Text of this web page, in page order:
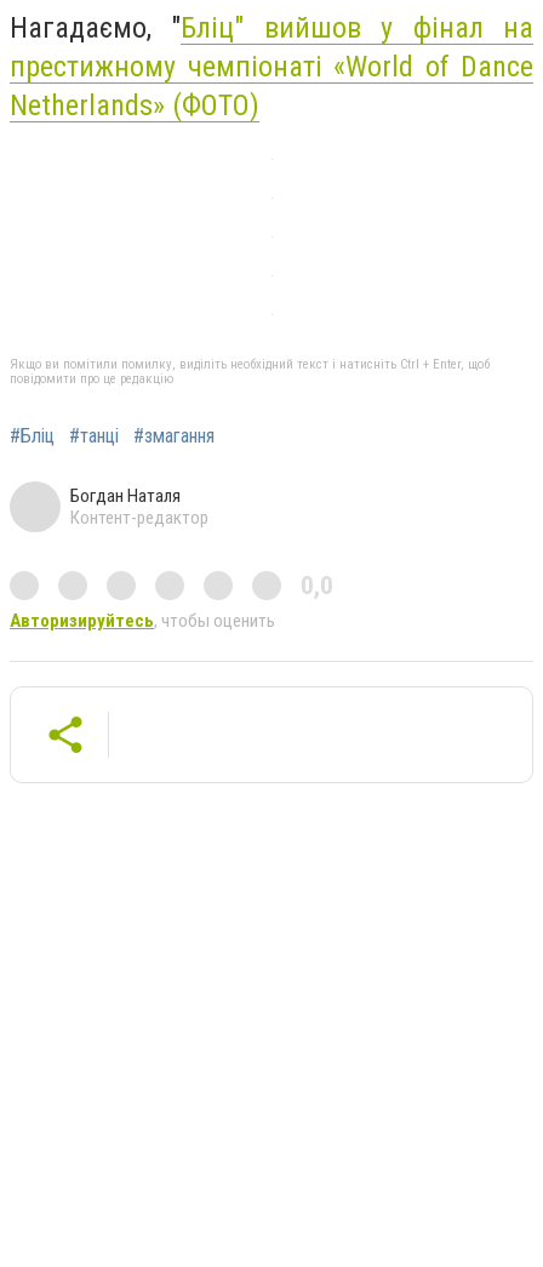
Нагадаємо, "Бліц" вийшов у фінал на
престижному чемпіонаті «World of Dance
Netherlands» (ФОТО)
Якщо ви помітили помилку, виділіть необхідний текст і натисніть Ctrl + Enter, щоб
повідомити про це редакцію
#Бліц #танці #змагання
Богдан Наталя
Контент-редактор
0,0
Авторизируйтесь, чтобы оценить